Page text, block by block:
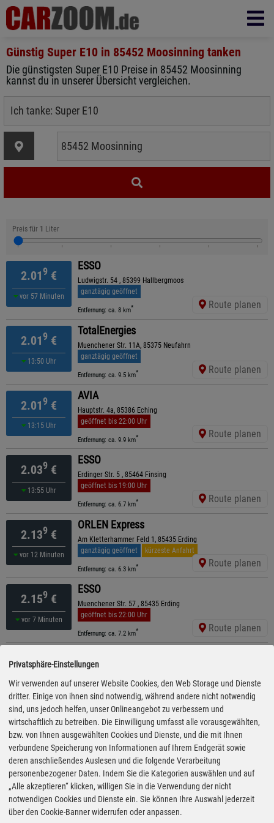
Günstig Super E10 in 85452 Moosinning tanken
Die günstigsten Super E10 Preise in 85452 Moosinning
kannst du in unserer Übersicht vergleichen.
Preis für 1 Liter
2.019 €
vor 57 Minuten
ESSO
Ludwigstr. 54 , 85399 Hallbergmoos
ganztägig geöffnet
Entfernung: ca. 8 km* Route planen
2.019 €
13:50 Uhr
TotalEnergies
Muenchener Str. 11A, 85375 Neufahrn
ganztägig geöffnet
Entfernung: ca. 9.5 km* Route planen
2.019 €
13:15 Uhr
AVIA
Hauptstr. 4a, 85386 Eching
geöffnet bis 22:00 Uhr
Entfernung: ca. 9.9 km* Route planen
2.039 €
13:55 Uhr
ESSO
Erdinger Str. 5 , 85464 Finsing
geöffnet bis 19:00 Uhr
Entfernung: ca. 6.7 km* Route planen
2.139 €
vor 12 Minuten
ORLEN Express
Am Kletterhammer Feld 1, 85435 Erding
ganztägig geöffnet
kürzeste Anfahrt
Entfernung: ca. 6.3 km* Route planen
2.159 €
vor 7 Minuten
ESSO
Muenchener Str. 57 , 85435 Erding
geöffnet bis 22:00 Uhr
Entfernung: ca. 7.2 km* Route planen
2.159€
vor 2 Minuten
Muenchener Str. 42, 85435 Erding
geöffnet bis 23:00 Uhr
Entfernung: ca. 7.3 km* Route planen
2.159€
vor 12 Minuten
JET
Alte Roemerstr. 17, 85435 Erding
geöffnet bis 22:00 Uhr
Entfernung: ca. 8.9 km * Route planen
2.169€
vor 27 Minuten
TS am E+C
Rennweg 41, 85435 Erding
ganztägig geöffnet
Privatsphäre-Einstellungen
Wir verwenden auf unserer Website Cookies, den Web Storage und Dienste
dritter. Einige von ihnen sind notwendig, während andere nicht notwendig
sind, uns jedoch helfen, unser Onlineangebot zu verbessern und
wirtschaftlich zu betreiben. Die Einwilligung umfasst alle vorausgewählten,
bzw. von Ihnen ausgewählten Cookies und Dienste, und die mit Ihnen
verbundene Speicherung von Informationen auf Ihrem Endgerät sowie
deren anschließendes Auslesen und die folgende Verarbeitung
personenbezogener Daten. Indem Sie die Kategorien auswählen und auf
„Alle akzeptieren“ klicken, willigen Sie in die Verwendung der nicht
notwendigen Cookies und Dienste ein. Sie können Ihre Auswahl jederzeit
über den Cookie-Banner widerrufen oder anpassen.